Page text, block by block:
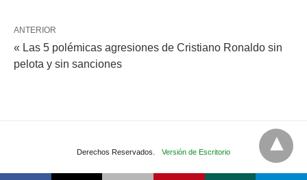
ANTERIOR
« Las 5 polémicas agresiones de Cristiano Ronaldo sin
pelota y sin sanciones
Derechos Reservados. Versión de Escritorio